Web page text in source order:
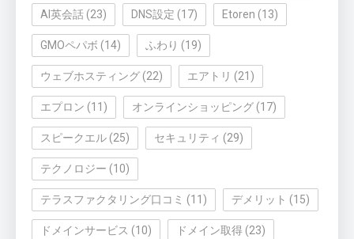
AI英会話 (23) DNS設定 (17) Etoren (13)
GMOペパボ (14) ふわり (19)
ウェブホスティング (22) エアトリ (21)
エプロン (11) オンラインショッピング (17)
スピークエル (25) セキュリティ (29)
テクノロジー (10)
テラスファクタリング口コミ (11) デメリット (15)
ドメインサービス (10) ドメイン取得 (23)